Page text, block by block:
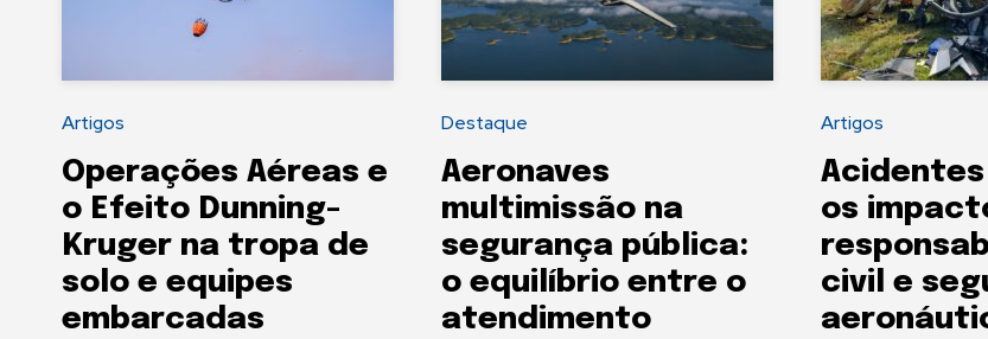
Artigos
Operações Aéreas e
o Efeito Dunning-
Kruger na tropa de
solo e equipes
embarcadas
Destaque
Aeronaves
multimissão na
segurança pública:
o equilíbrio entre o
atendimento
Artigos
os
civil e